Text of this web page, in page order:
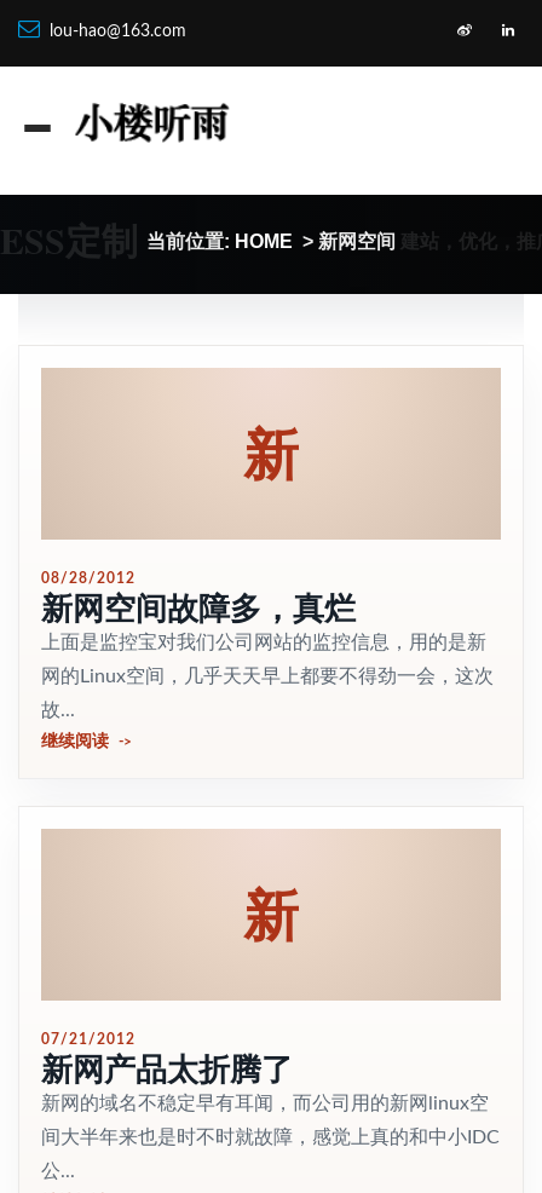
lou-hao@163.com
定制 当前位置: HOME > 新网空间 建站，优化，推
新
08/28/2012
新网空间故障多，真烂
上面是监控宝对我们公司网站的监控信息，用的是新
网的Linux空间，几乎天天早上都要不得劲一会，这次
故...
继续阅读
新
07/21/2012
新网产品太折腾了
新网的域名不稳定早有耳闻，而公司用的新网linux空
间大半年来也是时不时就故障，感觉上真的和中小IDC
公...